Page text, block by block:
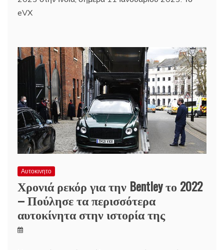
eVX
Αυτοκινητο
Χρονιά ρεκόρ για την Bentley το 2022
– Πούλησε τα περισσότερα
αυτοκίνητα στην ιστορία της